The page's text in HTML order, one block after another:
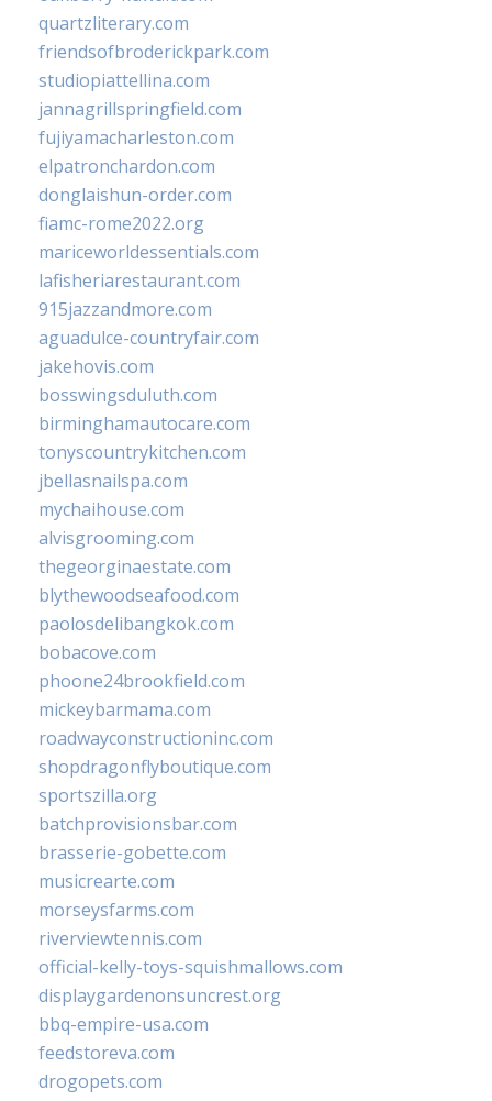
quartzliterary.com
friendsofbroderickpark.com
studiopiattellina.com
jannagrillspringfield.com
fujiyamacharleston.com
elpatronchardon.com
donglaishun-order.com
fiamc-rome2022.org
mariceworldessentials.com
lafisheriarestaurant.com
915jazzandmore.com
aguadulce-countryfair.com
jakehovis.com
bosswingsduluth.com
birminghamautocare.com
tonyscountrykitchen.com
jbellasnailspa.com
mychaihouse.com
alvisgrooming.com
thegeorginaestate.com
blythewoodseafood.com
paolosdelibangkok.com
bobacove.com
phoone24brookfield.com
mickeybarmama.com
roadwayconstructioninc.com
shopdragonflyboutique.com
sportszilla.org
batchprovisionsbar.com
brasserie-gobette.com
musicrearte.com
morseysfarms.com
riverviewtennis.com
official-kelly-toys-squishmallows.com
displaygardenonsuncrest.org
bbq-empire-usa.com
feedstoreva.com
drogopets.com